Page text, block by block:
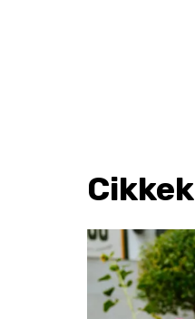
Cikkek